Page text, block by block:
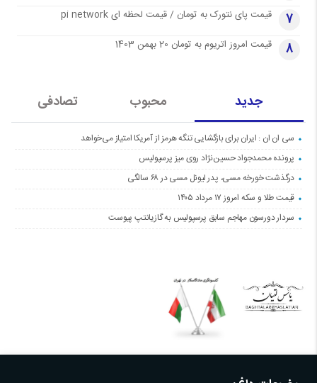
7 قیمت پای نتورک به تومان / قیمت لحظه ای pi network
8 قیمت امروز اتریوم به تومان 20 بهمن 1403
جدید محبوب تصادفی
سی ان ان : ایران برای بازگشایی تنگه هرمز از آمریکا امتیاز می‌خواهد
پرونده محمدجواد حسین‌نژاد روی میز پرسپولیس
درگذشت خورخه مسی، پدر لیونل مسی در ۶۸ سالگی
قیمت طلا و سکه امروز ۱۷ مرداد ۱۴۰۵
سردار دورسون مهاجم سابق پرسپولیس به گازیانتپ پیوست